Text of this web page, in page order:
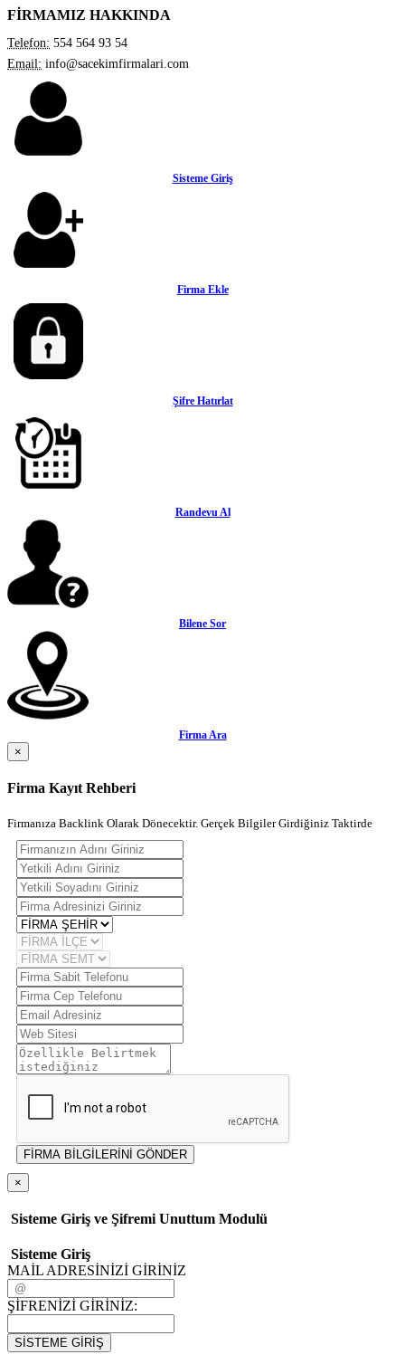
FİRMAMIZ HAKKINDA
Telefon: 554 564 93 54
Email: info@sacekimfirmalari.com
Sisteme Giriş
Firma Ekle
Şifre Hatırlat
Randevu Al
Bilene Sor
Firma Ara
×
Firma Kayıt Rehberi
Firmanıza Backlink Olarak Dönecektir. Gerçek Bilgiler Girdiğiniz Taktirde
FİRMA BİLGİLERİNİ GÖNDER
×
Sisteme Giriş ve Şifremi Unuttum Modulü
Sisteme Giriş
MAİL ADRESİNİZİ GİRİNİZ
ŞİFRENİZİ GİRİNİZ:
SİSTEME GİRİŞ